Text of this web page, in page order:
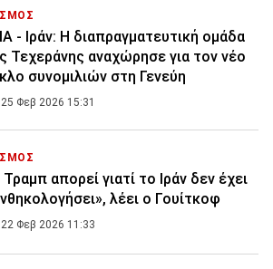
- Ιράν: Η διαπραγματευτική ομάδα
Τεχεράνης αναχώρησε για τον νέο
συνομιλιών στη Γενεύη
25 Φεβ 2026 15:31
απορεί γιατί το Ιράν δεν έχει
λέει ο Γουίτκοφ
22 Φεβ 2026 11:33